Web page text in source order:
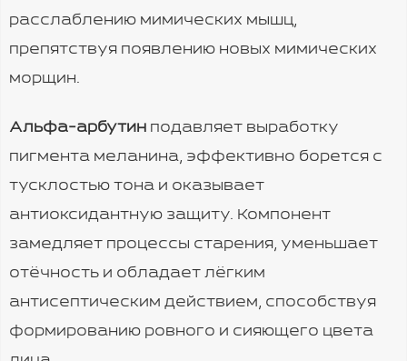
расслаблению мимических мышц,
препятствуя появлению новых мимических
морщин.
Альфа-арбутин подавляет выработку
пигмента меланина, эффективно борется с
тусклостью тона и оказывает
антиоксидантную защиту. Компонент
замедляет процессы старения, уменьшает
отёчность и обладает лёгким
антисептическим действием, способствуя
формированию ровного и сияющего цвета